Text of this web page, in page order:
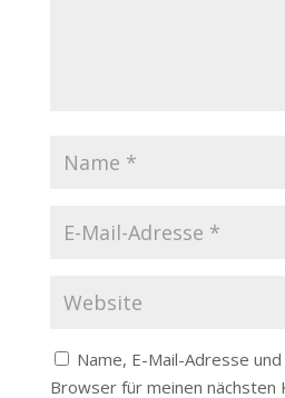
Name, E-Mail-Adresse
Browser für meinen nächsten